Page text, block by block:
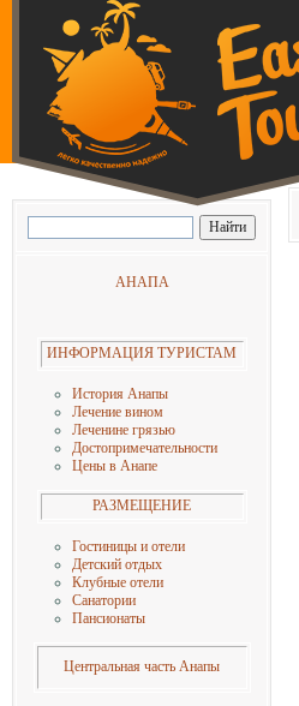
АНАПА
ИНФОРМАЦИЯ ТУРИСТАМ
История Анапы
Лечение вином
Леченине грязью
Достопримечательности
Цены в Анапе
РАЗМЕЩЕНИЕ
Гостиницы и отели
Детский отдых
Клубные отели
Санатории
Пансионаты
Центральная часть Анапы